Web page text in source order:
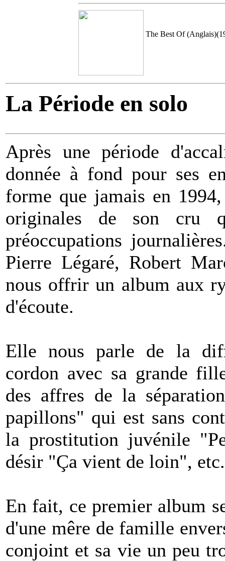
The Best Of
La Période en solo
Après une période
donnée à fond pour ses
forme que jamais en
originales de son cru
préoccupations
Pierre Légaré, Robert
nous offrir un album aux
d'écoute.
Elle nous parle de la
cordon avec sa grande
des affres de la
papillons" qui est sans
la prostitution juvénile
désir "Ça vient de loin", etc.
En fait, ce premier album
d'une mêre de famille
conjoint et sa vie un peu